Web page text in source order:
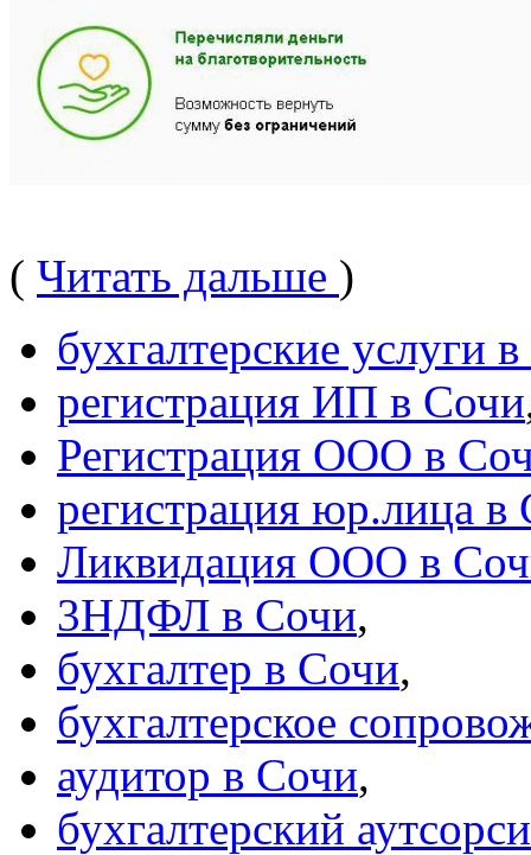
( Читать дальше )
бухгалтерские услуги
регистрация ИП в Сочи
Регистрация ООО в
регистрация юр.лица в
Ликвидация ООО в
3НДФЛ в Сочи,
бухгалтер в Сочи,
бухгалтерское
аудитор в Сочи,
бухгалтерский